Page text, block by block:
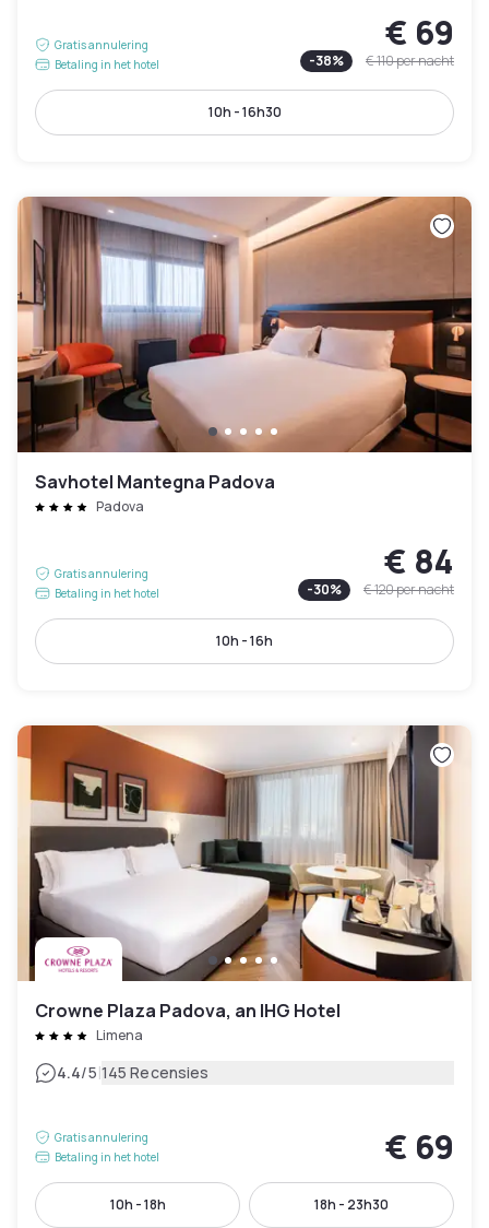
Gratis annulering
Betaling in het hotel
€ 69
-38% € 110per nacht
10h - 16h30
Savhotel Mantegna Padova
Padova
Gratis annulering
Betaling in het hotel
€ 84
-30% € 120per nacht
10h - 16h
Crowne Plaza Padova, an IHG Hotel
Limena
4.4/5|145 Recensies
Gratis annulering
Betaling in het hotel
€ 69
10h - 18h 18h - 23h30